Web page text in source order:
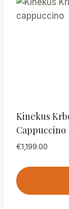
Kinekus
Cappuccino
€1,199.00